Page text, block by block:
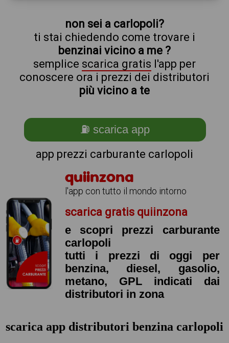
non sei a carlopoli?
ti stai chiedendo come trovare i
benzinai vicino a me ?
semplice scarica gratis l'app per
conoscere ora i prezzi dei distributori
più vicino a te
⛽ scarica app
app prezzi carburante carlopoli
quiinzona
l'app con tutto il mondo intorno
scarica gratis quiinzona
e scopri prezzi carburante
carlopoli
tutti i prezzi di oggi per
benzina, diesel, gasolio,
metano, GPL indicati dai
distributori in zona
scarica app distributori benzina carlopoli